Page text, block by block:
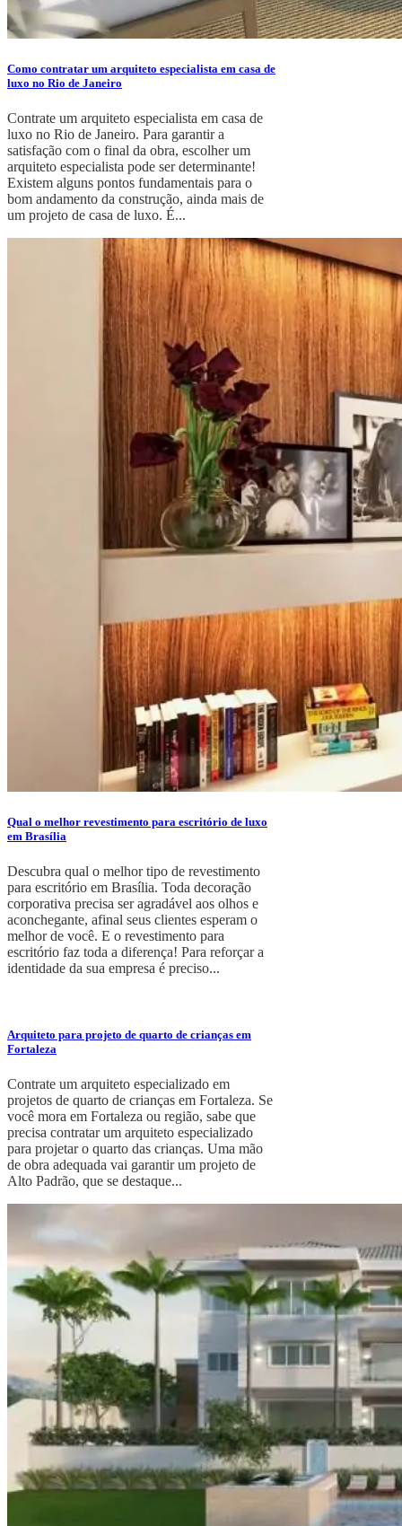
Como contratar um arquiteto especialista em casa de
luxo no Rio de Janeiro
Contrate um arquiteto especialista em casa de
luxo no Rio de Janeiro. Para garantir a
satisfação com o final da obra, escolher um
arquiteto especialista pode ser determinante!
Existem alguns pontos fundamentais para o
bom andamento da construção, ainda mais de
um projeto de casa de luxo. É...
Qual o melhor revestimento para escritório de luxo
em Brasília
Descubra qual o melhor tipo de revestimento
para escritório em Brasília. Toda decoração
corporativa precisa ser agradável aos olhos e
aconchegante, afinal seus clientes esperam o
melhor de você. E o revestimento para
escritório faz toda a diferença! Para reforçar a
identidade da sua empresa é preciso...
Arquiteto para projeto de quarto de crianças em
Fortaleza
Contrate um arquiteto especializado em
projetos de quarto de crianças em Fortaleza. Se
você mora em Fortaleza ou região, sabe que
precisa contratar um arquiteto especializado
para projetar o quarto das crianças. Uma mão
de obra adequada vai garantir um projeto de
Alto Padrão, que se destaque...